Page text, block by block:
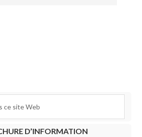
D’INFORMATION